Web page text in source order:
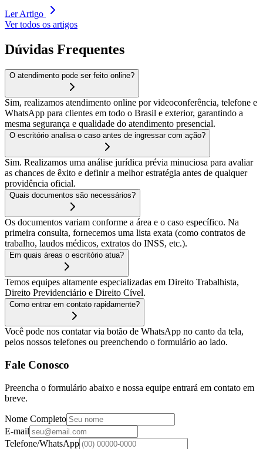
Ler Artigo
Ver todos os artigos
Dúvidas Frequentes
O atendimento pode ser feito online?
Sim, realizamos atendimento online por videoconferência, telefone e
WhatsApp para clientes em todo o Brasil e exterior, garantindo a
mesma segurança e qualidade do atendimento presencial.
O escritório analisa o caso antes de ingressar com ação?
Sim. Realizamos uma análise jurídica prévia minuciosa para avaliar
as chances de êxito e definir a melhor estratégia antes de qualquer
providência oficial.
Quais documentos são necessários?
Os documentos variam conforme a área e o caso específico. Na
primeira consulta, fornecemos uma lista exata (como contratos de
trabalho, laudos médicos, extratos do INSS, etc.).
Em quais áreas o escritório atua?
Temos equipes altamente especializadas em Direito Trabalhista,
Direito Previdenciário e Direito Cível.
Como entrar em contato rapidamente?
Você pode nos contatar via botão de WhatsApp no canto da tela,
pelos nossos telefones ou preenchendo o formulário ao lado.
Fale Conosco
Preencha o formulário abaixo e nossa equipe entrará em contato em
breve.
Nome Completo
E-mail
Telefone/WhatsApp